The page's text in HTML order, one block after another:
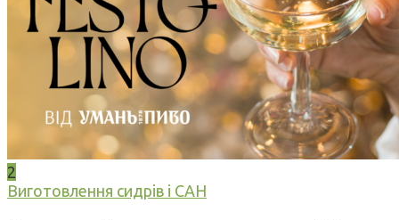
2
Виготовлення сидрів і САН